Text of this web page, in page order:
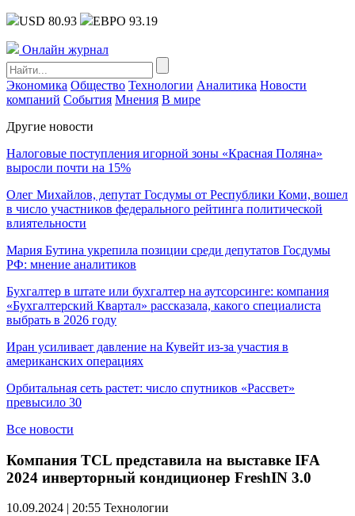
USD 80.93 ЕВРО 93.19
Онлайн журнал
Экономика Общество Технологии Аналитика Новости
компаний События Мнения В мире
Другие новости
Налоговые поступления игорной зоны «Красная Поляна»
выросли почти на 15%
Олег Михайлов, депутат Госдумы от Республики Коми, вошел
в число участников федерального рейтинга политической
влиятельности
Мария Бутина укрепила позиции среди депутатов Госдумы
РФ: мнение аналитиков
Бухгалтер в штате или бухгалтер на аутсорсинге: компания
«Бухгалтерский Квартал» рассказала, какого специалиста
выбрать в 2026 году
Иран усиливает давление на Кувейт из-за участия в
американских операциях
Орбитальная сеть растет: число спутников «Рассвет»
превысило 30
Все новости
Компания TCL представила на выставке IFA
2024 инверторный кондиционер FreshIN 3.0
10.09.2024 | 20:55 Технологии